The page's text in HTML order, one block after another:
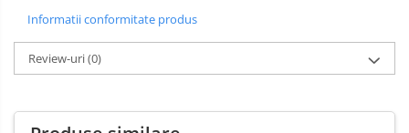
Informatii conformitate produs
Review-uri(0)